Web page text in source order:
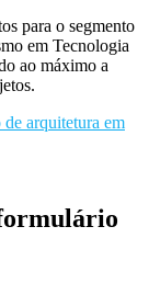
para o segmento
em Tecnologia
ao máximo a
de arquitetura em